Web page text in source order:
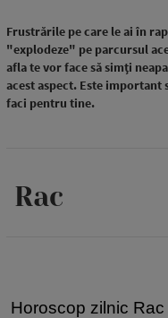
Frustrările pe care le ai în
"explodeze" pe parcursul
afla te vor face să simți
acest aspect. Este important
faci pentru tine.
Rac
Horoscop zilnic